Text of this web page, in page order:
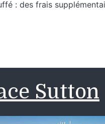
: des frais
Sutton